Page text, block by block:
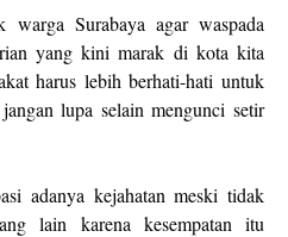
warga Surabaya agar waspada
yang kini marak di kota kita
harus lebih berhati-hati untuk
lupa selain mengunci setir
adanya kejahatan meski tidak
lain karena kesempatan itu